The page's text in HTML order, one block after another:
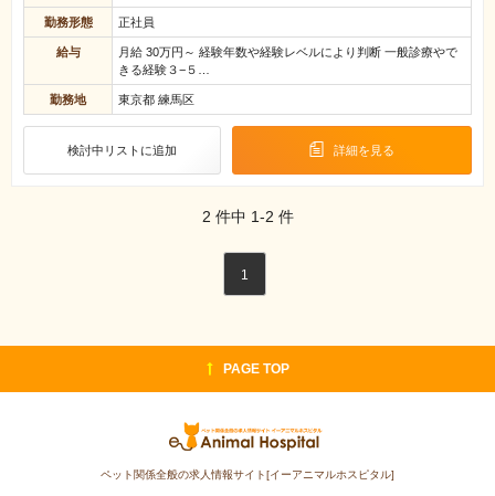
勤務形態 正社員
給与
月給 30万円～ 経験年数や経験レベルにより判断 一般診療やで
きる経験３−５…
勤務地 東京都 練馬区
検討中リストに追加 詳細を見る
2 件中 1-2 件
1
PAGE TOP
ペット関係全般の求人情報サイト[イーアニマルホスピタル]